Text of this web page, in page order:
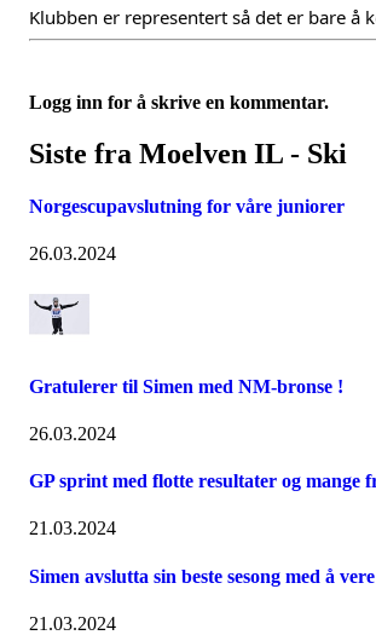
Klubben er representert så det er bare å
Logg inn for å skrive en kommentar.
Siste fra Moelven IL - Ski
Norgescupavslutning for våre juniorer
26.03.2024
Gratulerer til Simen med NM-bronse !
26.03.2024
GP sprint med flotte resultater og mange
21.03.2024
Simen avslutta sin beste sesong med å
21.03.2024